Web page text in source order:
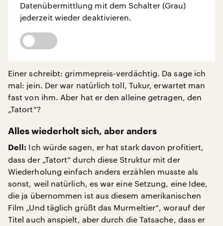
Datenübermittlung mit dem Schalter (Grau)
jederzeit wieder deaktivieren.
Einer schreibt: grimmepreis-verdächtig. Da sage ich
mal: jein. Der war natürlich toll, Tukur, erwartet man
fast von ihm. Aber hat er den alleine getragen, den
„Tatort“?
Alles wiederholt sich, aber anders
Dell: Ich würde sagen, er hat stark davon profitiert,
dass der „Tatort“ durch diese Struktur mit der
Wiederholung einfach anders erzählen musste als
sonst, weil natürlich, es war eine Setzung, eine Idee,
die ja übernommen ist aus diesem amerikanischen
Film „Und täglich grüßt das Murmeltier“, worauf der
Titel auch anspielt, aber durch die Tatsache, dass er